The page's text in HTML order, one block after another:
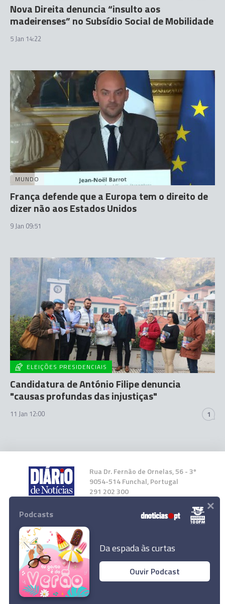
Nova Direita denuncia “insulto aos
madeirenses” no Subsídio Social de Mobilidade
5 Jan 14:22
MUNDO
França defende que a Europa tem o direito de
dizer não aos Estados Unidos
9 Jan 09:51
ELEIÇÕES PRESIDENCIAIS
Candidatura de António Filipe denuncia
"causas profundas das injustiças"
11 Jan 12:00 1
Rua Dr. Fernão de Ornelas, 56 - 3º
9054-514 Funchal, Portugal
291 202 300
Instale a nossa App
© 2026 Empresa Diário de Notícias, Lda.
Todos os direitos reservados.
Podcasts
Da espada às curtas
Ouvir Podcast
×